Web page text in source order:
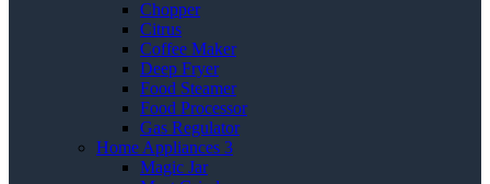
Chopper
Citrus
Coffee Maker
Deep Fryer
Food Steamer
Food Processor
Gas Regulator
Home Appliances 3
Magic Jar